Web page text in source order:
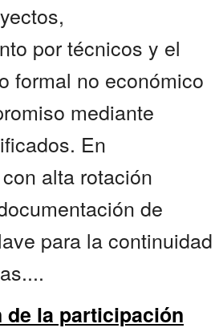
por técnicos y el
formal no económico
mediante
En
alta rotación
de
para la continuidad
de la participación